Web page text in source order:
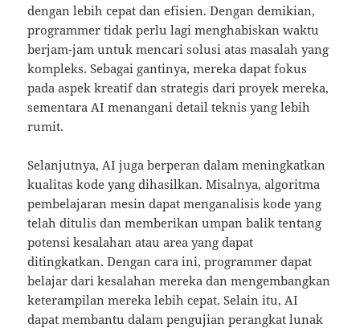
dengan lebih cepat dan efisien. Dengan demikian,
programmer tidak perlu lagi menghabiskan waktu
berjam-jam untuk mencari solusi atas masalah yang
kompleks. Sebagai gantinya, mereka dapat fokus
pada aspek kreatif dan strategis dari proyek mereka,
sementara AI menangani detail teknis yang lebih
rumit.
Selanjutnya, AI juga berperan dalam meningkatkan
kualitas kode yang dihasilkan. Misalnya, algoritma
pembelajaran mesin dapat menganalisis kode yang
telah ditulis dan memberikan umpan balik tentang
potensi kesalahan atau area yang dapat
ditingkatkan. Dengan cara ini, programmer dapat
belajar dari kesalahan mereka dan mengembangkan
keterampilan mereka lebih cepat. Selain itu, AI
dapat membantu dalam pengujian perangkat lunak